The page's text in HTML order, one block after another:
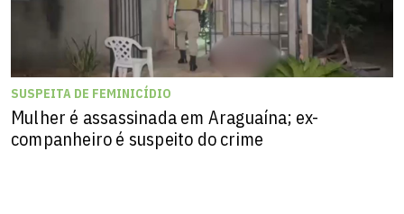
SUSPEITA DE FEMINICÍDIO
Mulher é assassinada em Araguaína; ex-
companheiro é suspeito do crime